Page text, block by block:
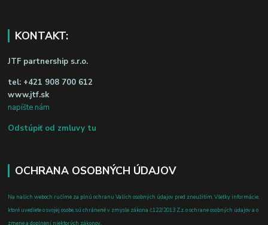
KONTAKT:
JTF partnership s.r.o.
tel: +421 908 700 612
www.jtf.sk
napíšte nám
Odstúpiť od zmluvy tu
OCHRANA OSOBNÝCH ÚDAJOV
Na našich weboch ručíme za plnú ochranu Vašich osobných údajov pred zneužitím. Všetky informácie,
ktoré uvediete o svojej osobe, sú chránené v zmysle zákona č.122/2013 Z.z. o ochrane osobných údajov a o
zmene a doplnení niektorých zákonov.